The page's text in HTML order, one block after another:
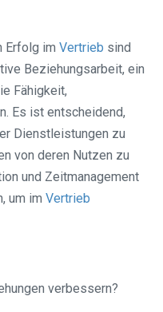
Erfolg im Vertrieb sind
Beziehungsarbeit, ein
Fähigkeit,
Es ist entscheidend,
Dienstleistungen zu
von deren Nutzen zu
und Zeitmanagement
um im Vertrieb
verbessern?